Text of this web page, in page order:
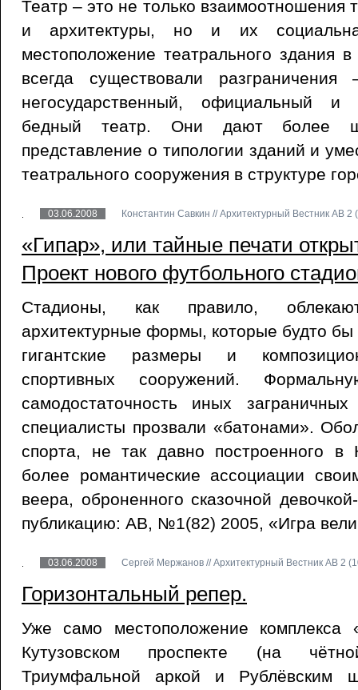
Театр – это не только взаимоотношения
и архитектуры, но и их
местоположение театрального здания
всегда существовали
негосударственный, официальный
бедный театр. Они дают более
представление о типологии зданий и
театрального сооружения в структуре
03.06.2008 Константин Савкин // Архитектурный Вестник АВ 2
«Гипар», или тайные печати
Проект нового футбольного
Стадионы, как правило,
архитектурные формы, которые будто
гигантские размеры и
спортивных сооружений.
самодостаточность иных
специалисты прозвали «батонами».
спорта, не так давно построенного в
более романтические ассоциации
веера, оброненного сказочной
публикацию: АВ, №1(82) 2005, «Игра
03.06.2008 Сергей Мержанов // Архитектурный Вестник АВ 2
Горизонтальный репер.
Уже само местоположение
Кутузовском проспекте (на
Триумфальной аркой и Рублёвским